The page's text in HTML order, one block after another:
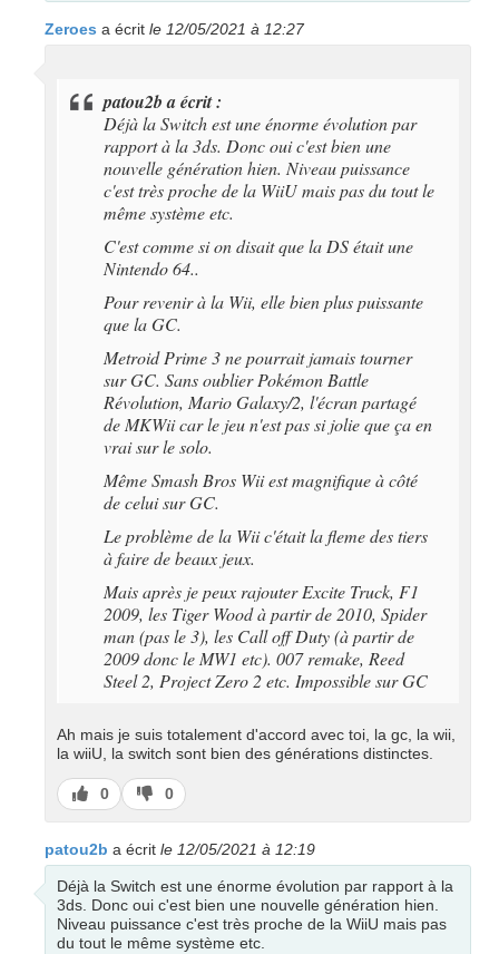
Zeroes a écrit le 12/05/2021 à 12:27
patou2b a écrit :
Déjà la Switch est une énorme évolution par
rapport à la 3ds. Donc oui c'est bien une
nouvelle génération hien. Niveau puissance
c'est très proche de la WiiU mais pas du tout le
même système etc.
C'est comme si on disait que la DS était une
Nintendo 64..
Pour revenir à la Wii, elle bien plus puissante
que la GC.
Metroid Prime 3 ne pourrait jamais tourner
sur GC. Sans oublier Pokémon Battle
Révolution, Mario Galaxy/2, l'écran partagé
de MKWii car le jeu n'est pas si jolie que ça en
vrai sur le solo.
Même Smash Bros Wii est magnifique à côté
de celui sur GC.
Le problème de la Wii c'était la fleme des tiers
à faire de beaux jeux.
Mais après je peux rajouter Excite Truck, F1
2009, les Tiger Wood à partir de 2010, Spider
man (pas le 3), les Call off Duty (à partir de
2009 donc le MW1 etc). 007 remake, Reed
Steel 2, Project Zero 2 etc. Impossible sur GC
Ah mais je suis totalement d'accord avec toi, la gc, la wii,
la wiiU, la switch sont bien des générations distinctes.
J’aime
0
J’aime
pas
0
patou2b a écrit le 12/05/2021 à 12:19
Déjà la Switch est une énorme évolution par rapport à la
3ds. Donc oui c'est bien une nouvelle génération hien.
Niveau puissance c'est très proche de la WiiU mais pas
du tout le même système etc.